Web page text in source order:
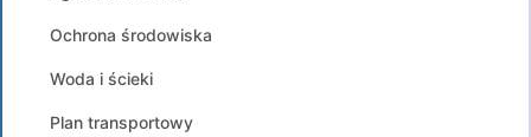
Ochrona środowiska
Woda i ścieki
Plan transportowy